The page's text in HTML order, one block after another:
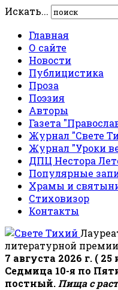
Искать...
Главная
О сайте
Новости
Публицистика
Проза
Поэзия
Авторы
Газета
Журнал "Свете
Журнал "Уроки
ДПЦ Нестора
Популярные
Храмы и
Стиховизор
Контакты
литературной
7 августа 2026 г. (
Седмица 10-я по
постный. Пища с